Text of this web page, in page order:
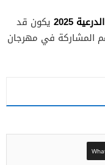
2025
يكون قد
المشاركة في مهرجان